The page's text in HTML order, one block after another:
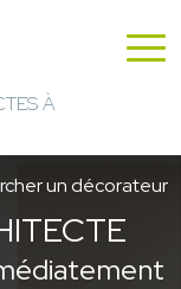
À
un décorateur